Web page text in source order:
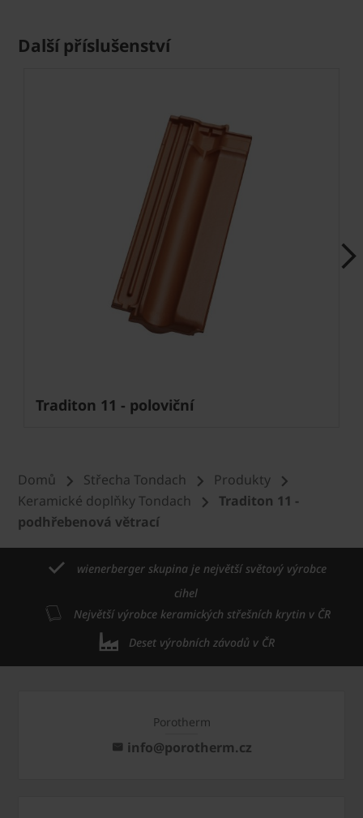
Další příslušenství
Traditon 11 - poloviční
Domů Střecha Tondach
Produkty
Keramické doplňky Tondach
Traditon 11 -
podhřebenová větrací
wienerberger skupina je největší světový výrobce
cihel
Největší výrobce keramických střešních krytin v ČR
Deset výrobních závodů v ČR
Porotherm
info@porotherm.cz